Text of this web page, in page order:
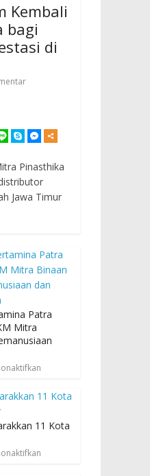
Kembali
bagi
di
Pinasthika
Jawa Timur
Patra
Mitra
11 Kota